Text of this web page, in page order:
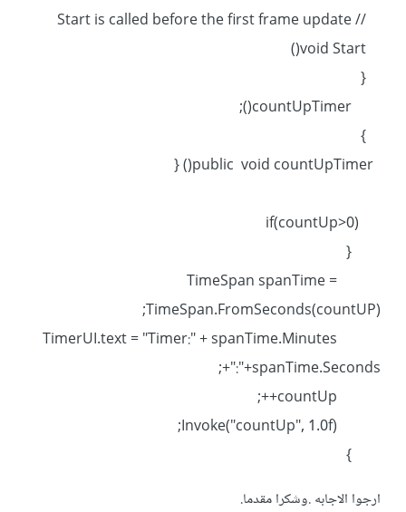
// Start is called before the first frame update
{
}
{
TimeSpan spanTime =
TimeSpan.FromSeconds(countUP);
TimerUI.text = "Timer:" + spanTime.Minutes
+":"+spanTime.Seconds;
}
ارجوا الاجابه .وشكرا مقدما.